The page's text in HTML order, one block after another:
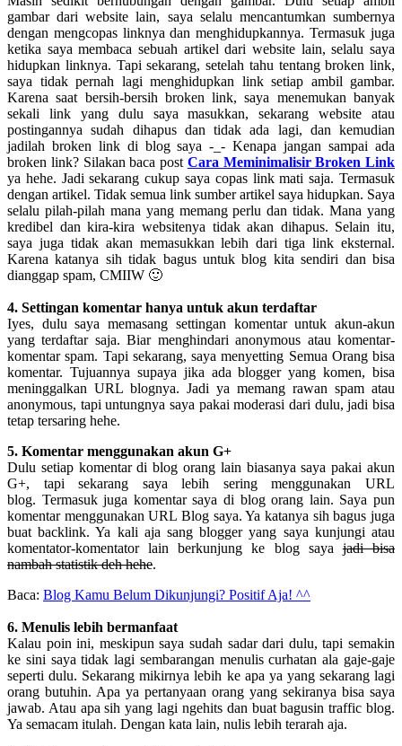
gambar dari website lain, saya selalu mencantumkan sumbernya
dengan mengcopas linknya dan menghidupkannya. Termasuk juga
ketika saya membaca sebuah artikel dari website lain, selalu saya
hidupkan linknya. Tapi sekarang, setelah tahu tentang broken link,
saya tidak pernah lagi menghidupkan link setiap ambil gambar.
Karena saat bersih-bersih broken link, saya menemukan banyak
sekali link yang dulu saya masukkan, sekarang website atau
postingannya sudah dihapus dan tidak ada lagi, dan kemudian
jadilah broken link di blog saya -_- Kenapa jangan sampai ada
broken link? Silakan baca post Cara Meminimalisir Broken Link
ya hehe. Jadi sekarang cukup saya copas link mati saja. Termasuk
dengan artikel. Tidak semua link sumber artikel saya hidupkan. Saya
selalu pilah-pilah mana yang memang perlu dan tidak. Mana yang
kredibel dan kira-kira websitenya tidak akan dihapus. Selain itu,
saya juga tidak akan memasukkan lebih dari tiga link eksternal.
Karena katanya sih tidak bagus untuk blog kita sendiri dan bisa
dianggap spam, CMIIW 🙂
4. Settingan komentar hanya untuk akun terdaftar
Iyes, dulu saya memasang settingan komentar untuk akun-akun
yang terdaftar saja. Biar menghindari anonymous atau komentar-
komentar spam. Tapi sekarang, saya menyetting Semua Orang bisa
komentar. Tujuannya supaya jika ada blogger yang komen, bisa
meninggalkan URL blognya. Jadi ya memang rawan spam atau
anonymous, tapi untungnya saya pakai moderasi dari dulu, jadi bisa
tetap tersaring hehe.
5. Komentar menggunakan akun G+
Dulu setiap komentar di blog orang lain biasanya saya pakai akun
G+, tapi sekarang saya lebih sering menggunakan URL
blog. Termasuk juga komentar saya di blog orang lain. Saya pun
komentar menggunakan URL Blog saya. Ya katanya sih bagus juga
buat backlink. Ya kali aja sang blogger yang saya kunjungi atau
komentator-komentator lain berkunjung ke blog sayajadi bisa
nambah statistik deh hehe.
Baca: Blog Kamu Belum Dikunjungi? Positif Aja! ^^
6. Menulis lebih bermanfaat
Kalau poin ini, meskipun saya sudah sadar dari dulu, tapi semakin
ke sini saya tidak lagi sembarangan menulis curhatan ala gaje-gaje
seperti dulu. Sekarang mikirnya lebih ke apa ya yang sekarang lagi
orang butuhin. Apa ya pertanyaan orang yang sekiranya bisa saya
jawab. Atau apa sih yang lagi ngehits dan buat bagusin traffic blog.
Ya semacam itulah. Dengan kata lain, nulis lebih terarah aja.